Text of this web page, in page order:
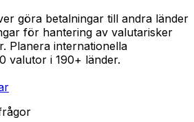
göra betalningar till andra länder
för hantering av valutarisker
Planera internationella
valutor i 190+ länder.